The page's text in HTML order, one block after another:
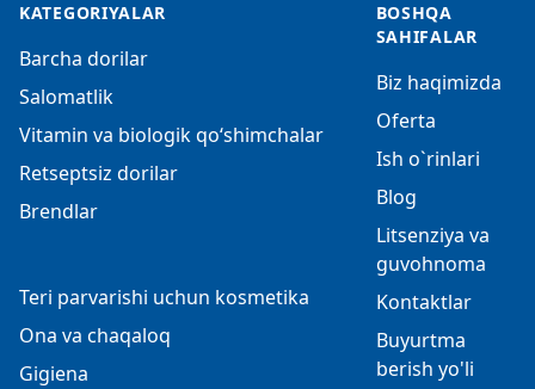
KATEGORIYALAR
Barcha dorilar
Salomatlik
Vitamin va biologik qo‘shimchalar
Retseptsiz dorilar
Brendlar
Teri parvarishi uchun kosmetika
Ona va chaqaloq
Gigiena
BOSHQA
SAHIFALAR
Biz haqimizda
Oferta
Ish o`rinlari
Blog
Litsenziya va
guvohnoma
Kontaktlar
Buyurtma
berish yo'li